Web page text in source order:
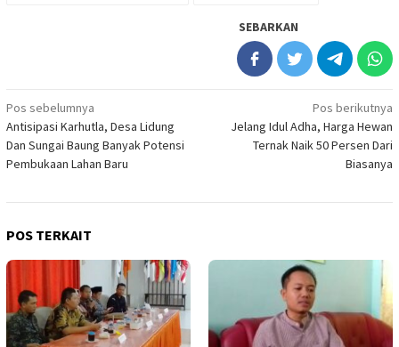
SEBARKAN
Navigasi
pos
Pos sebelumnya
Antisipasi Karhutla, Desa Lidung
Dan Sungai Baung Banyak Potensi
Pembukaan Lahan Baru
Pos berikutnya
Jelang Idul Adha, Harga Hewan
Ternak Naik 50 Persen Dari
Biasanya
POS TERKAIT